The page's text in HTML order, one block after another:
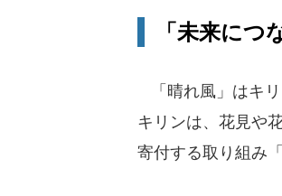
「未来に
「晴れ風」はキリ
キリンは、花見や
寄付する取り組み